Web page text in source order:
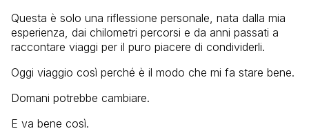
Questa è solo una riflessione personale, nata dalla mia
esperienza, dai chilometri percorsi e da anni passati a
raccontare viaggi per il puro piacere di condividerli.
Oggi viaggio così perché è il modo che mi fa stare bene.
Domani potrebbe cambiare.
E va bene così.